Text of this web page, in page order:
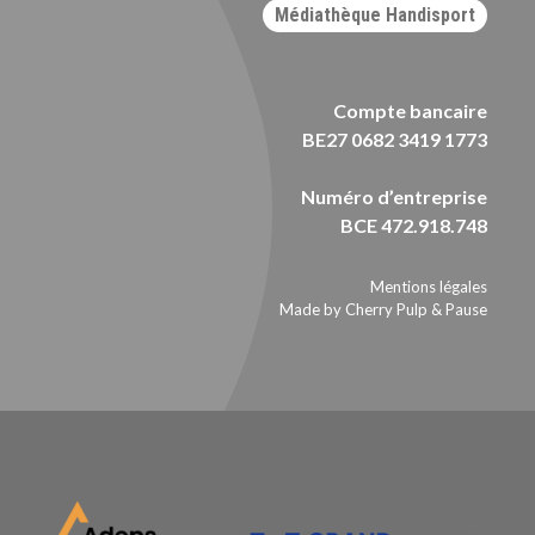
Médiathèque Handisport
Compte bancaire
BE27 0682 3419 1773
Numéro d’entreprise
BCE 472.918.748
Mentions légales
Made by Cherry Pulp & Pause